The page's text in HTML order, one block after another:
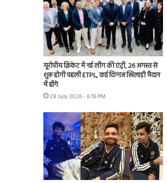
यूरोपीय क्रिकेट में नई लीग की एंट्री, 26 अगस्त से
शुरू होगी पहली ETPL, कई दिग्गज खिलाड़ी मैदान
में होंगे
28 July 2026 - 6:16 PM